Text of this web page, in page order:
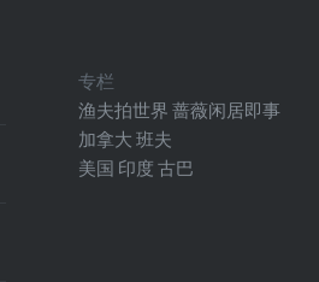
专栏
渔夫拍世界蔷薇闲居即事
加拿大 班夫
美国 印度 古巴